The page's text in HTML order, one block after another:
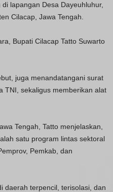
lapangan Desa Dayeuhluhur,
Cilacap, Jawa Tengah.
Bupati Cilacap Tatto Suwarto
juga menandatangani surat
TNI, sekaligus memberikan alat
Tengah, Tatto menjelaskan,
satu program lintas sektoral
Pemkab, dan
daerah terpencil, terisolasi, dan